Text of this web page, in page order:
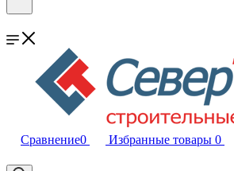
Сравнение0 Избранные товары 0